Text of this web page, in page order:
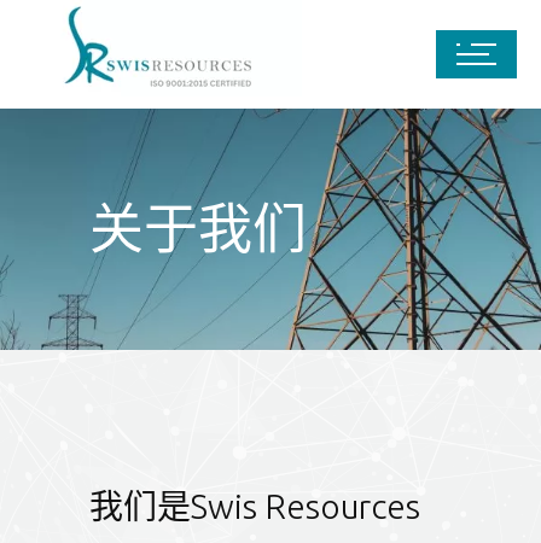
关于我们
我们是Swis Resources